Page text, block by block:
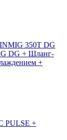
350T DG
DG + Шланг-
+
PULSE +